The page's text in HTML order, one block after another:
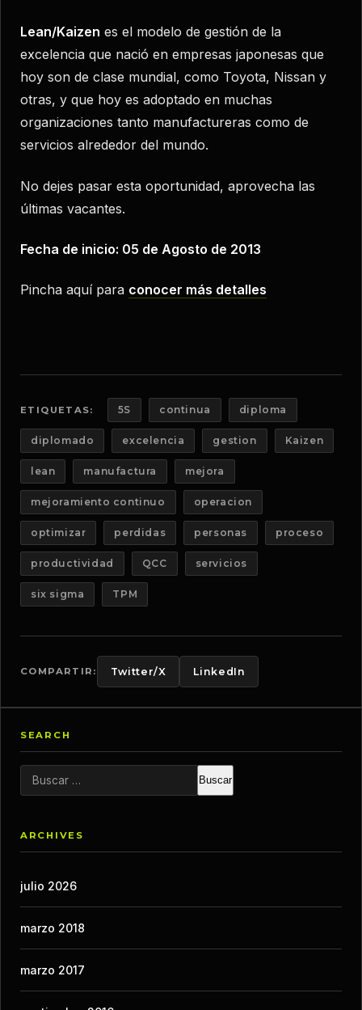
Lean/Kaizen es el modelo de gestión de la
excelencia que nació en empresas japonesas que
hoy son de clase mundial, como Toyota, Nissan y
otras, y que hoy es adoptado en muchas
organizaciones tanto manufactureras como de
servicios alrededor del mundo.
No dejes pasar esta oportunidad, aprovecha las
últimas vacantes.
Fecha de inicio: 05 de Agosto de 2013
Pincha aquí para conocer más detalles
ETIQUETAS: 5S continua diploma
diplomado excelencia gestion Kaizen
lean manufactura mejora
mejoramiento continuo operacion
optimizar perdidas personas proceso
productividad QCC servicios
six sigma TPM
COMPARTIR: Twitter/X LinkedIn
SEARCH
Buscar:
ARCHIVES
julio 2026
marzo 2018
marzo 2017